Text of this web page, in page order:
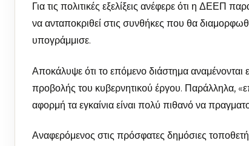
Για τις πολιτικές εξελίξεις ανέφερε ότι η ΔΕΕΠ
να ανταποκριθεί στις συνθήκες που θα
υπογράμμισε.
Αποκάλυψε ότι το επόμενο διάστημα αναμένονται
προβολής του κυβερνητικού έργου. Παράλληλα,
αφορμή τα εγκαίνια είναι πολύ πιθανό να
Αναφερόμενος στις πρόσφατες δημόσιες